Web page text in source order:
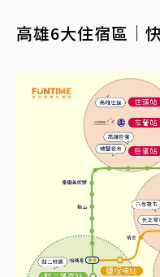
高雄6大住宿區｜